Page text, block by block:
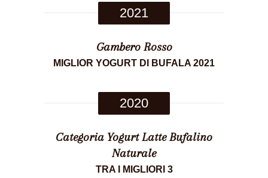
2021
Gambero Rosso
MIGLIOR YOGURT DI BUFALA 2021
2020
Categoria Yogurt Latte Bufalino
Naturale
TRA I MIGLIORI 3